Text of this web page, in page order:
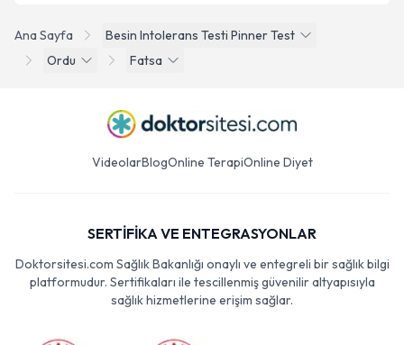
Ana Sayfa
Besin Intolerans Testi Pinner Test
Ordu
Fatsa
VideolarBlogOnline TerapiOnline Diyet
SERTİFİKA VE ENTEGRASYONLAR
Doktorsitesi.com Sağlık Bakanlığı onaylı ve entegreli bir sağlık bilgi
platformudur. Sertifikaları ile tescillenmiş güvenilir altyapısıyla
sağlık hizmetlerine erişim sağlar.